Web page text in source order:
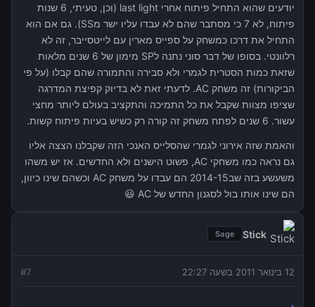
יודעים שהוא התחיל פיתוח אחרי last light (וכן, טעיתי, 6 שנות
פיתוח, לא 7 כי מסתבר שהם לא עבדו עליו ישר מSS). גם אם הוא
התחיל את דרכו כמשחק על ספייס מארין עם לייטסייבר, זה לא
רלוונטי. בסופו של דבר סוני נתנה לSP מימון של 6 שנים מלאות
שזאת כמות הסטרית לגמרי ולא סבירה והתמורה שהם קבלו (על פי
הביקורות) זה משחק AC. לדעתי זאת לא בדיוק קפיצת המדרגה
שציפו מצוות שקבל את כל התמיכה והתקציב בעולם ליותר מחצי
עשור. 6 שנים לפתח משחק זה קורה רק כשיש בעיות פיתוח קשות.
והאמת שזה אירוני לגמרי שהסלייס האנכי הזה שקבלנו הצצה אליו
גם נראה כמו משחקי AC, פשוט הישנים ולא החדשים. אז יש משהו
משעשע בזה שב2014-15 הם עבדו על משחק AC וכשהם שינו כיוון,
הם שינו אותו בול לסגנון החדש של AC 😃
Stick
Sage
12 בינואר 2011 בשעה 22:27 #7